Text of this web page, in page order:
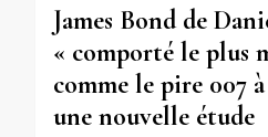
James Bond de
« comporté le plus
comme le pire 007
une nouvelle étude